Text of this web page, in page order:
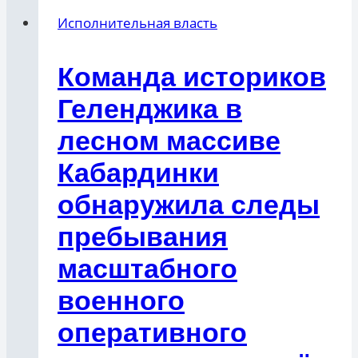
Исполнительная власть
Команда историков
Геленджика в
лесном массиве
Кабардинки
обнаружила следы
пребывания
масштабного
военного
оперативного